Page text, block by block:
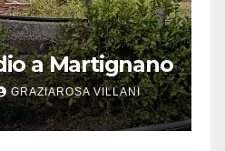
a Martignano
GRAZIAROSA VILLANI